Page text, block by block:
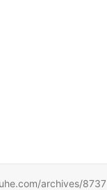
archives/8737